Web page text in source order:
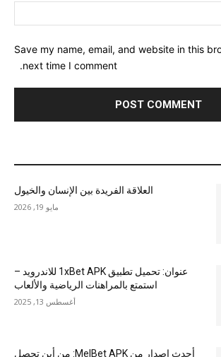
Save my name, email, and website in this
next time I comment.
العلاقة الفريدة بين الإنسان والخيول
مايو 19, 2026
عنوان: تحميل تطبيق 1xBet APK للاندرويد –
استمتع بالمراهنات الرياضية والألعاب
أغسطس 13, 2025
أحدث إصدار من MelBet APK: من أين تحصل